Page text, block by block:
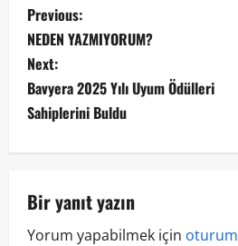
Previous:
NEDEN YAZMIYORUM?
Next:
Bavyera 2025 Yılı Uyum Ödülleri
Sahiplerini Buldu
Bir yanıt yazın
Yorum yapabilmek için oturum